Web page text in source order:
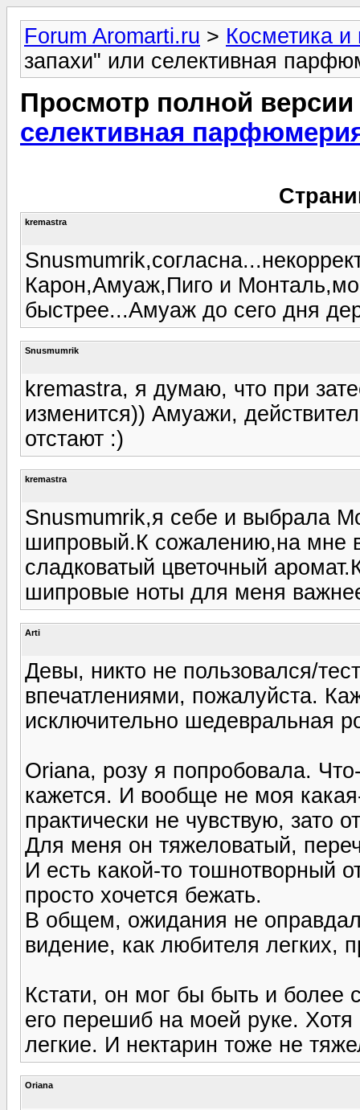
Forum Aromarti.ru > Косметика
запахи" или селективная
Просмотр полной
селективная
kremastra
Карон,Амуаж,Пиго и
быстрее...Амуаж до сего дня
Snusmumrik
kremastra, я думаю, что при
изменится)) Амуажи,
отстают :)
kremastra
Snusmumrik,я себе и выбрала
шипровый.К сожалению,на мне
сладковатый цветочный
шипровые ноты для меня
Arti
Девы, никто не пользовался/
впечатлениями, пожалуйста.
исключительно шедевральная
Oriana, розу я попробовала.
кажется. И вообще не моя
практически не чувствую, зато
Для меня он тяжеловатый,
И есть какой-то тошнотворный
просто хочется бежать.
В общем, ожидания не
видение, как любителя легких,
Кстати, он мог бы быть и более
его перешиб на моей руке.
легкие. И нектарин тоже не
Oriana